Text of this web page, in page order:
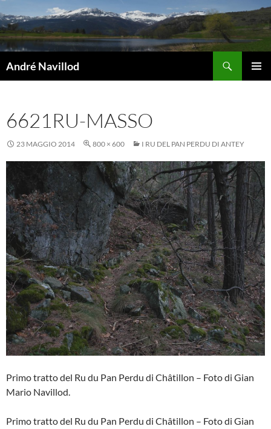
al
contenuto
André Navillod
6621RU-MASSO
23 MAGGIO 2014 800 × 600 I RU DEL PAN PERDU DI ANTEY
Primo tratto del Ru du Pan Perdu di Châtillon – Foto di Gian
Mario Navillod.
Primo tratto del Ru du Pan Perdu di Châtillon – Foto di Gian